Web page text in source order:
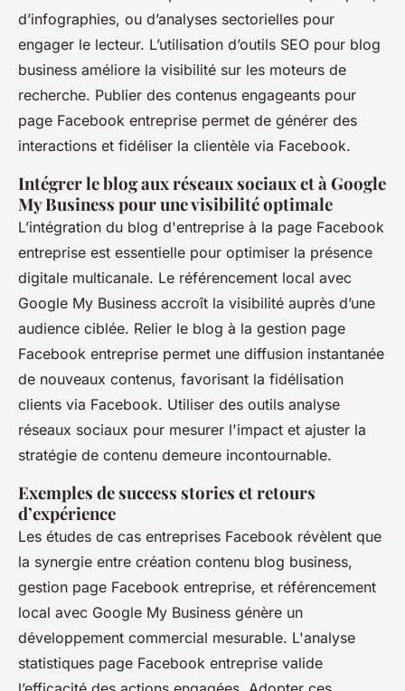
d’infographies, ou d’analyses sectorielles pour
engager le lecteur. L’utilisation d’outils SEO pour blog
business améliore la visibilité sur les moteurs de
recherche. Publier des contenus engageants pour
page Facebook entreprise permet de générer des
interactions et fidéliser la clientèle via Facebook.
Intégrer le blog aux réseaux sociaux et à Google
My Business pour une visibilité optimale
L’intégration du blog d'entreprise à la page Facebook
entreprise est essentielle pour optimiser la présence
digitale multicanale. Le référencement local avec
Google My Business accroît la visibilité auprès d’une
audience ciblée. Relier le blog à la gestion page
Facebook entreprise permet une diffusion instantanée
de nouveaux contenus, favorisant la fidélisation
clients via Facebook. Utiliser des outils analyse
réseaux sociaux pour mesurer l'impact et ajuster la
stratégie de contenu demeure incontournable.
Exemples de success stories et retours
d’expérience
Les études de cas entreprises Facebook révèlent que
la synergie entre création contenu blog business,
gestion page Facebook entreprise, et référencement
local avec Google My Business génère un
développement commercial mesurable. L'analyse
statistiques page Facebook entreprise valide